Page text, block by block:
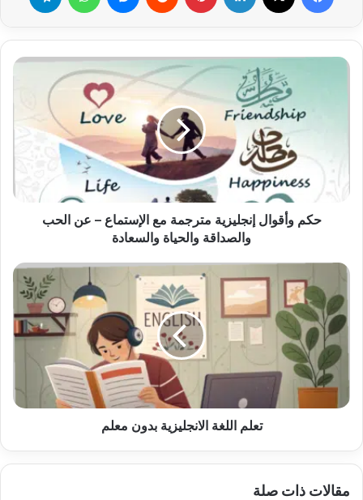
حكم
والصداقةحكم وأقوال إنجليزية مترجمة مع الإستماع – عن الحب
والصداقة والحياة والسعادة
تعلم
الانجليزية
بدون
معلم
تعلم اللغة الانجليزية بدون معلم
مقالات ذات صلة